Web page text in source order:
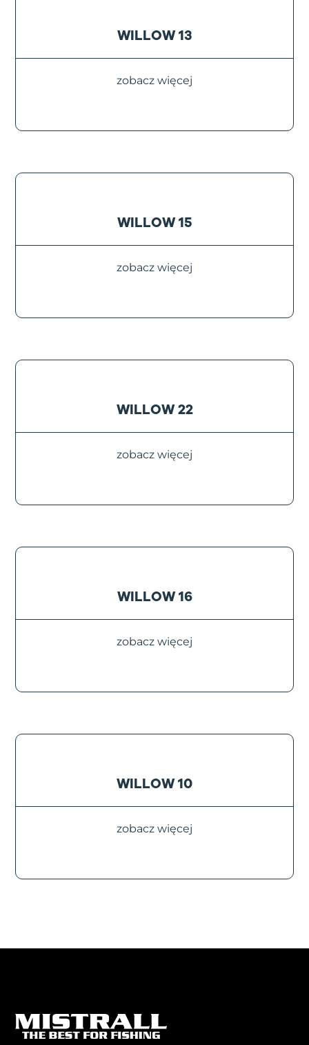
WILLOW 13
zobacz więcej
WILLOW 15
zobacz więcej
WILLOW 22
zobacz więcej
WILLOW 16
zobacz więcej
WILLOW 10
zobacz więcej